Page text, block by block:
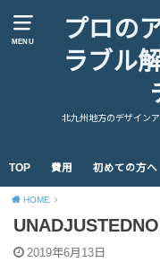
MENU
プロの
ラブル
北九州地方のデザイン
TOP 費用 初めての方へ
HOME
2019年6月13日